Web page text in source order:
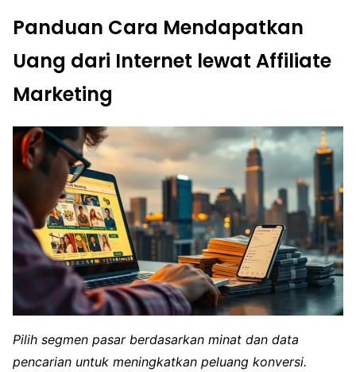
Panduan Cara Mendapatkan
Uang dari Internet lewat Affiliate
Marketing
Pilih segmen pasar berdasarkan minat dan data
pencarian untuk meningkatkan peluang konversi.